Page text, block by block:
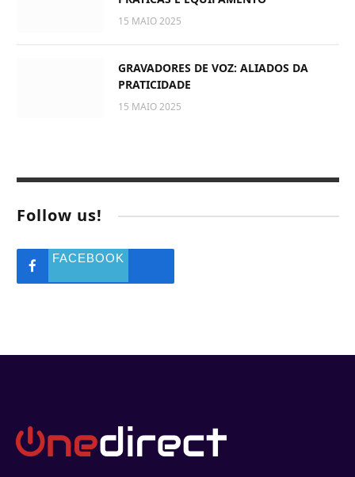
15 MAIO 2025
GRAVADORES DE VOZ: ALIADOS DA
PRATICIDADE
15 MAIO 2025
Follow us!
FACEBOOK